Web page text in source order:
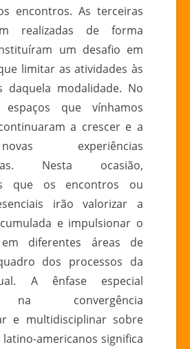
encontros. As terceiras
realizadas de forma
um desafio em
limitar as atividades às
daquela modalidade. No
que vínhamos
a crescer e a
experiências
Nesta ocasião,
que os encontros ou
irão valorizar a
e impulsionar o
diferentes áreas de
dos processos da
A ênfase especial
na convergência
e multidisciplinar sobre
americanos significa